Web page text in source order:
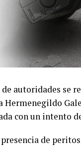
autoridades se
con un intento
de